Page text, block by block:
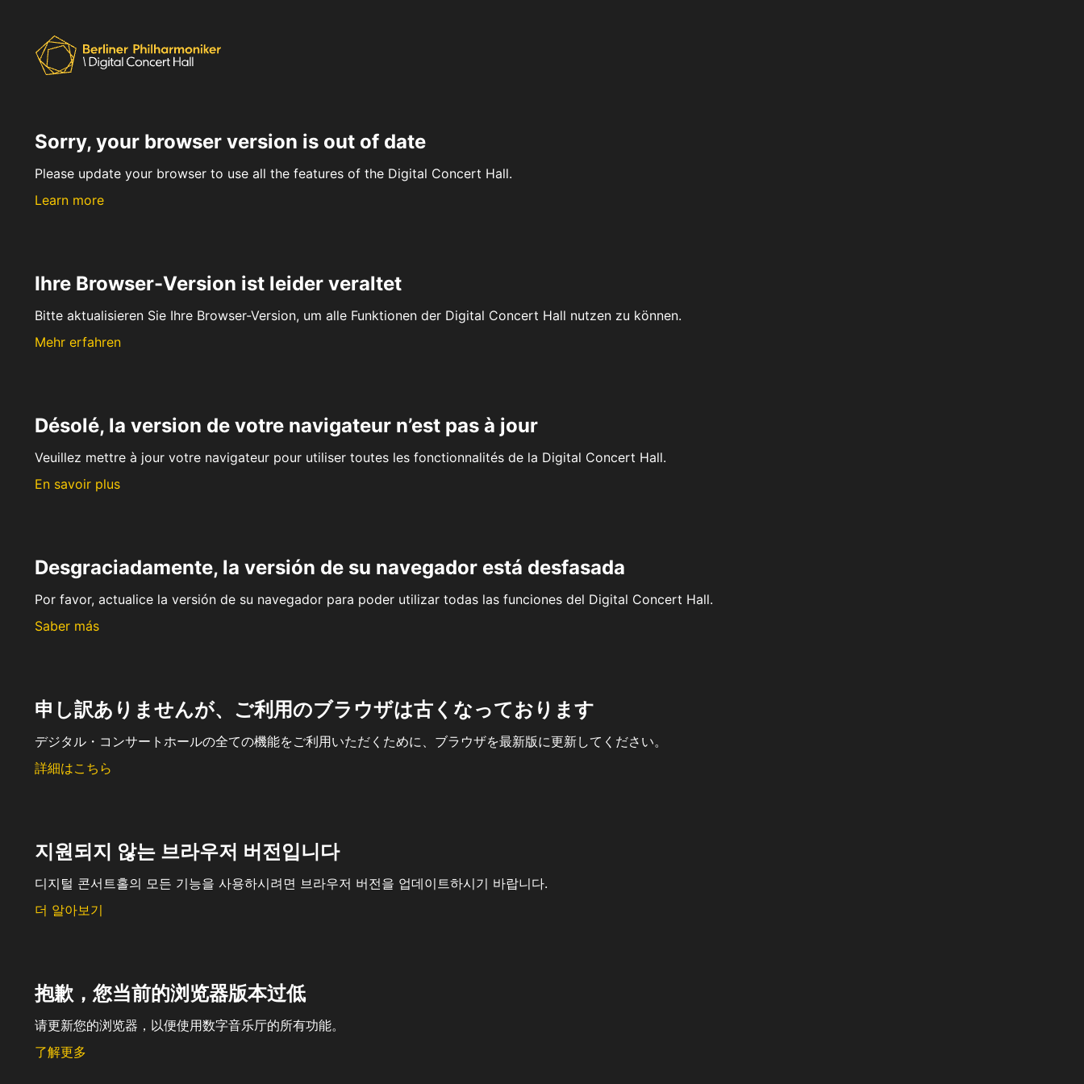
Sorry, your browser version is out of date
Please update your browser to use all the features of the Digital Concert Hall.
Learn more
Ihre Browser-Version ist leider veraltet
Bitte aktualisieren Sie Ihre Browser-Version, um alle Funktionen der Digital Concert Hall nutzen zu können.
Mehr erfahren
Désolé, la version de votre navigateur n’est pas à jour
Veuillez mettre à jour votre navigateur pour utiliser toutes les fonctionnalités de la Digital Concert Hall.
En savoir plus
Desgraciadamente, la versión de su navegador está desfasada
Por favor, actualice la versión de su navegador para poder utilizar todas las funciones del Digital Concert Hall.
Saber más
申し訳ありませんが、ご利用のブラウザは古くなっております
デジタル・コンサートホールの全ての機能をご利用いただくために、ブラウザを最新版に更新してください。
詳細はこちら
지원되지 않는 브라우저 버전입니다
디지털 콘서트홀의 모든 기능을 사용하시려면 브라우저 버전을 업데이트하시기 바랍니다.
더 알아보기
抱歉，您当前的浏览器版本过低
请更新您的浏览器，以便使用数字音乐厅的所有功能。
了解更多